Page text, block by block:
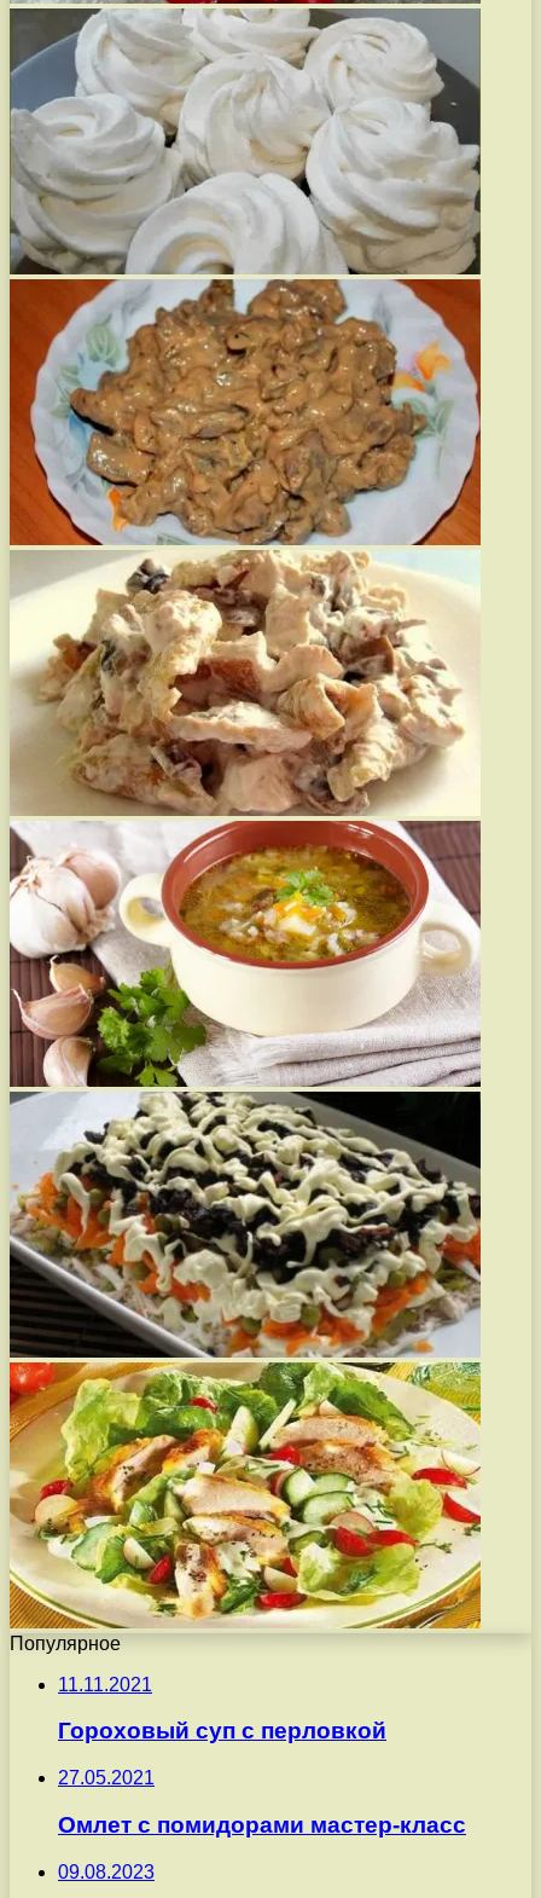
Популярное
11.11.2021
Гороховый суп с перловкой
27.05.2021
Омлет с помидорами мастер-класс
09.08.2023